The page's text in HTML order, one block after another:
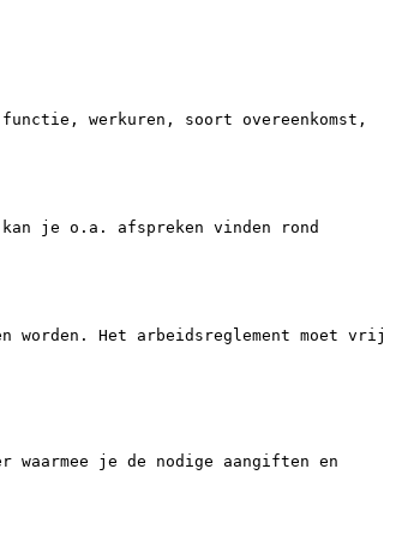
werkuren, soort overeenkomst,
je o.a. afspreken vinden rond
worden. Het arbeidsreglement moet vrij
waarmee je de nodige aangiften en